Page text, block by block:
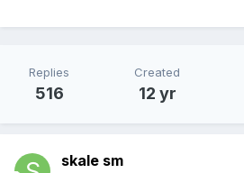
Replies
516
Created
12 yr
skale sm